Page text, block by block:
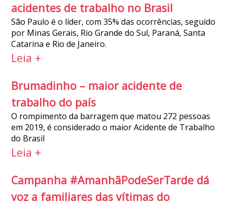
acidentes de trabalho no Brasil
São Paulo é o líder, com 35% das ocorrências, seguido
por Minas Gerais, Rio Grande do Sul, Paraná, Santa
Catarina e Rio de Janeiro.
Leia +
Brumadinho – maior acidente de
trabalho do país
O rompimento da barragem que matou 272 pessoas
em 2019, é considerado o maior Acidente de Trabalho
do Brasil
Leia +
Campanha #AmanhãPodeSerTarde dá
voz a familiares das vítimas do